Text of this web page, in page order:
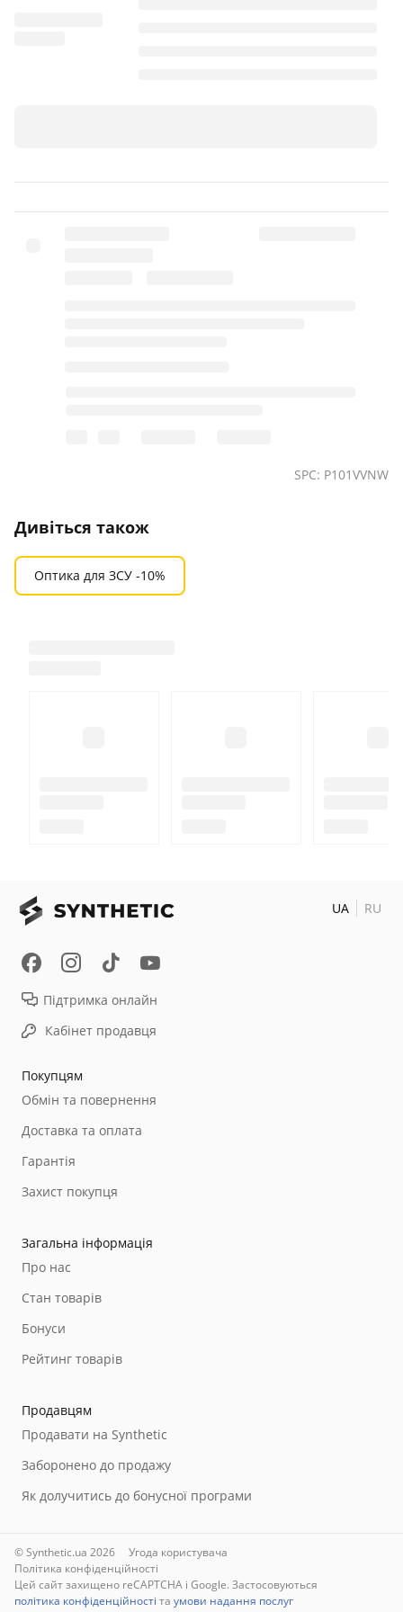
SPC: P101VVNW
Дивіться також
Оптика для ЗСУ -10%
Покупцям
Обмін та повернення
Доставка та оплата
Гарантія
Захист покупця
Загальна інформація
Про нас
Стан товарів
Бонуси
Рейтинг товарів
Продавцям
Продавати на Synthetic
Заборонено до продажу
Як долучитись до бонусної програми
Підтримка онлайн
Кабінет продавця
© Synthetic.ua 2026
Угода користувача
Політика конфіденційності
Цей сайт захищено reCAPTCHA і Google. Застосовуються
політика конфіденційності та умови надання послуг
UA RU